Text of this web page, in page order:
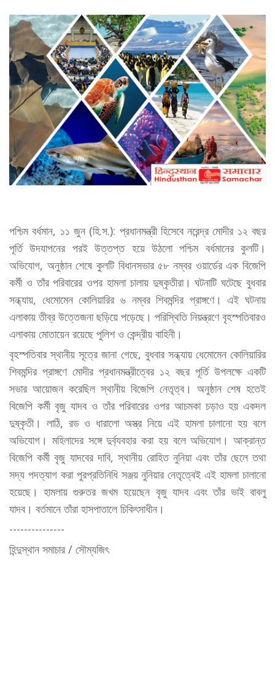
পশ্চিম বর্ধমান, ১১ জুন (হি.স.): প্রধানমন্ত্রী হিসেবে নরেন্দ্র মোদীর ১২ বছর
পূর্তি উদযাপনের পরই উত্তপ্ত হয়ে উঠলো পশ্চিম বর্ধমানের কুলটি।
অভিযোগ, অনুষ্ঠান শেষে কুলটি বিধানসভার ৫৮ নম্বর ওয়ার্ডের এক বিজেপি
কর্মী ও তাঁর পরিবারের ওপর হামলা চালায় দুষ্কৃতীরা। ঘটনাটি ঘটেছে বুধবার
সন্ধ্যায়, ধেমোমেন কোলিয়ারির ৬ নম্বর শিবমন্দির প্রাঙ্গণে। এই ঘটনায়
এলাকায় তীব্র উত্তেজনা ছড়িয়ে পড়েছে। পরিস্থিতি নিয়ন্ত্রণে বৃহস্পতিবারও
এলাকায় মোতায়েন রয়েছে পুলিশ ও কেন্দ্রীয় বাহিনী।
বৃহস্পতিবার স্থানীয় সূত্রে জানা গেছে, বুধবার সন্ধ্যায় ধেমোমেন কোলিয়ারির
শিবমন্দির প্রাঙ্গণে মোদীর প্রধানমন্ত্রীত্বের ১২ বছর পূর্তি উপলক্ষে একটি
সভার আয়োজন করেছিল স্থানীয় বিজেপি নেতৃত্ব। অনুষ্ঠান শেষ হতেই
বিজেপি কর্মী বৃজু যাদব ও তাঁর পরিবারের ওপর আচমকা চড়াও হয় একদল
দুষ্কৃতী। লাঠি, রড ও ধারালো অস্ত্র নিয়ে এই হামলা চালানো হয় বলে
অভিযোগ। মহিলাদের সঙ্গে দুর্ব্যবহার করা হয় বলে অভিযোগ। আক্রান্ত
বিজেপি কর্মী বৃজু যাদবের দাবি, স্থানীয় রোহিত নুনিয়া এবং তাঁর ছেলে তথা
সদ্য পদত্যাগ করা পুরপ্রতিনিধি সঞ্জয় নুনিয়ার নেতৃত্বেই এই হামলা চালানো
হয়েছে। হামলায় গুরুতর জখম হয়েছেন বৃজু যাদব এবং তাঁর ভাই বাবলু
যাদব। বর্তমানে তাঁরা হাসপাতালে চিকিৎসাধীন।
---------------
হিন্দুস্থান সমাচার / সৌম্যজিৎ